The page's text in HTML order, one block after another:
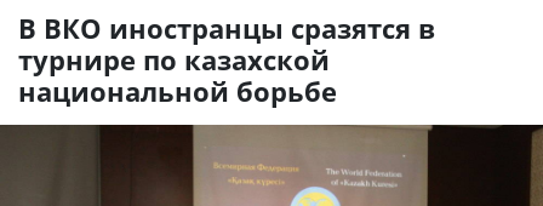
В ВКО иностранцы сразятся в
турнире по казахской
национальной борьбе